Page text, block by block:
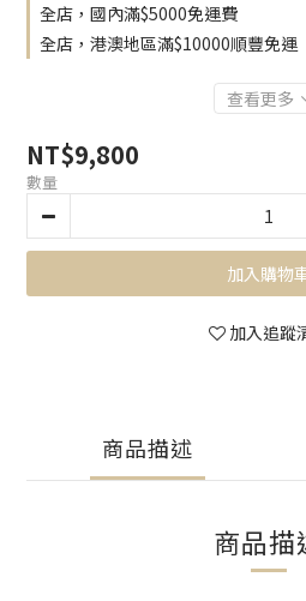
全店，國內滿$5000免運費
全店，港澳地區滿$10000順豐免運
查看更多
NT$9,800
數量
加入購物
加入追蹤
商品描述
商品描